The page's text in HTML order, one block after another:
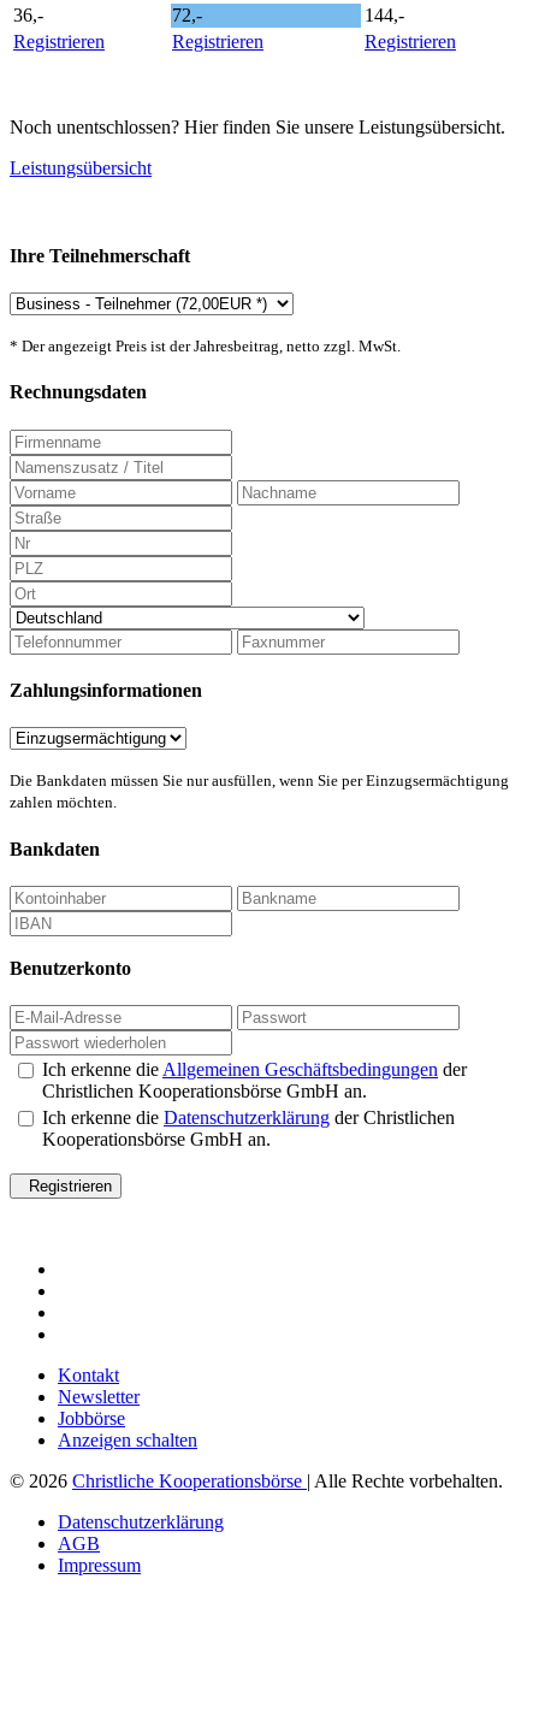
36,-
72,-
144,-
Registrieren
Registrieren Registrieren
Noch unentschlossen? Hier finden Sie unsere Leistungsübersicht.
Leistungsübersicht
Ihre Teilnehmerschaft
* Der angezeigt Preis ist der Jahresbeitrag, netto zzgl. MwSt.
Rechnungsdaten
Zahlungsinformationen
Die Bankdaten müssen Sie nur ausfüllen, wenn Sie per Einzugsermächtigung
zahlen möchten.
Bankdaten
Benutzerkonto
Ich erkenne die Allgemeinen Geschäftsbedingungen der
Christlichen Kooperationsbörse GmbH an.
Ich erkenne die Datenschutzerklärung der Christlichen
Kooperationsbörse GmbH an.
Registrieren
Kontakt
Newsletter
Jobbörse
Anzeigen schalten
© 2026 Christliche Kooperationsbörse | Alle Rechte vorbehalten.
Datenschutzerklärung
AGB
Impressum